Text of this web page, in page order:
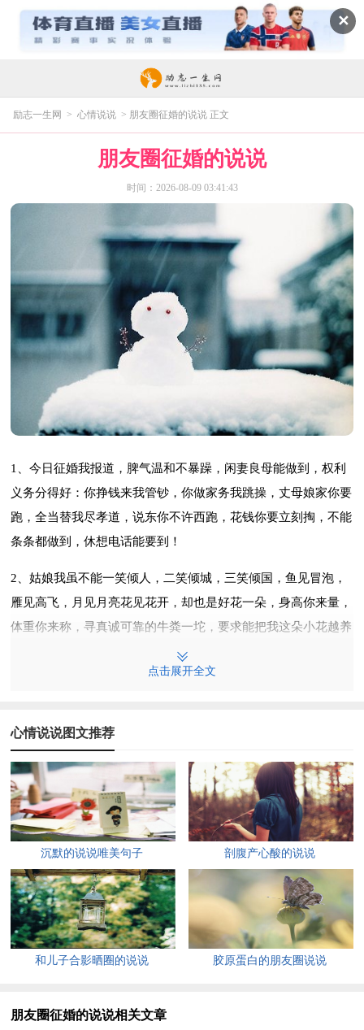
✕
励志一生网 > 心情说说 > 朋友圈征婚的说说 正文
朋友圈征婚的说说
时间：2026-08-09 03:41:43
1、今日征婚我报道，脾气温和不暴躁，闲妻良母能做到，权利
义务分得好：你挣钱来我管钞，你做家务我跳操，丈母娘家你要
跑，全当替我尽孝道，说东你不许西跑，花钱你要立刻掏，不能
条条都做到，休想电话能要到！
2、姑娘我虽不能一笑倾人，二笑倾城，三笑倾国，鱼见冒泡，
雁见高飞，月见月亮花见花开，却也是好花一朵，身高你来量，
体重你来称，寻真诚可靠的牛粪一坨，要求能把我这朵小花越养
要管饱，我啥也干。
4、征婚：本人身高一五三，模样丑陋不堪看，家有房屋一两
间，家用电器灯一盏。虽然条件一般般，但是爱意能包天，倘若
姑娘你有意，你需自费来见面，若是纯属闹着玩，请你自觉靠边
边，别绕我的清修梦，不然让你兜不完。
5、征婚：夏日酷暑难耐，近日母蚊来咬，药物喷洒不少，效果
一直不好，偶听母蚊歌唱，好像要处对象，遂来网络征婚，解除
母蚊寂寞，解我挨咬苦恼，有意者傍晚时分，我家屋外恭候，希
望一次搞定，速速离去私奔。
的，有钱是100的，欲征一位性格内向兼外向的有志女青年，一
点击展开全文
心情说说图文推荐
沉默的说说唯美句子 剖腹产心酸的说说
和儿子合影晒圈的说说 胶原蛋白的朋友圈说说
朋友圈征婚的说说相关文章